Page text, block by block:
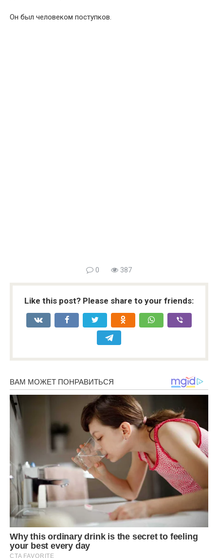
Он был человеком поступков.
0 387
Like this post? Please share to your friends: